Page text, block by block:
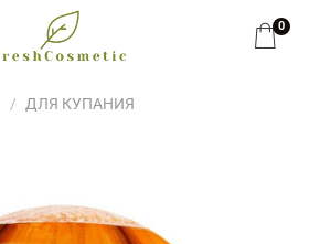
0
ДЛЯ КУПАНИЯ